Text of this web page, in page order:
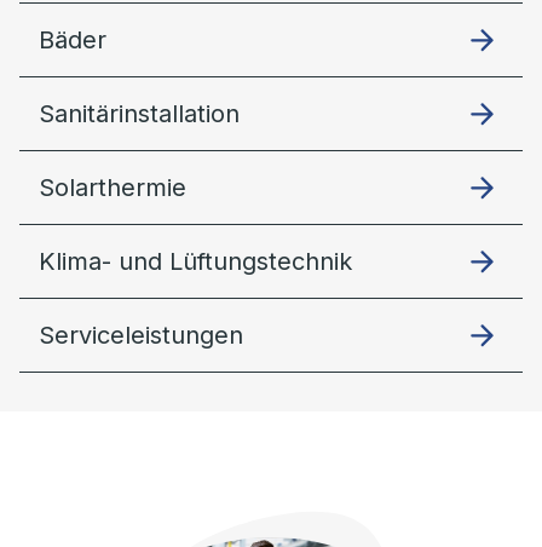
Bäder
Sanitärinstallation
Solarthermie
Klima- und Lüftungstechnik
Serviceleistungen